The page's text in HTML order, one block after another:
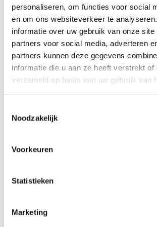
personaliseren, om functies voor social
en om ons websiteverkeer te
informatie over uw gebruik van onze site
partners voor social media, adverteren
partners kunnen deze gegevens
informatie die u aan ze heeft verstrekt of
verzameld op basis van uw gebruik van
Noodzakelijk
Voorkeuren
Statistieken
Marketing
B
28
cm
22
bladen
40
Artikelnummer:FI131 Categorieën:Fineer let op!
opgestuurd!,Iepenwortel
Extra informatie
Afmetingen
GERELATEERDE